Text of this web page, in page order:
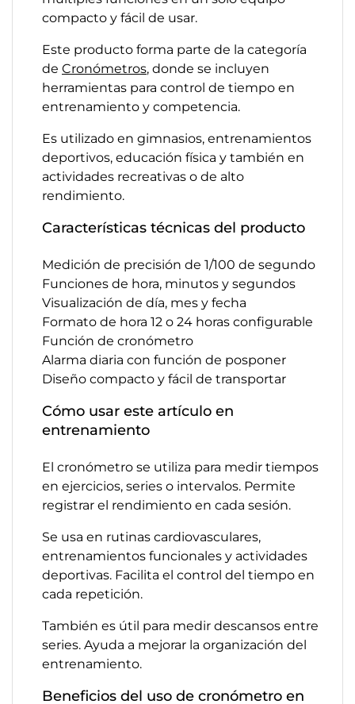
compacto y fácil de usar.
Este producto forma parte de la categoría
de Cronómetros, donde se incluyen
herramientas para control de tiempo en
entrenamiento y competencia.
Es utilizado en gimnasios, entrenamientos
deportivos, educación física y también en
actividades recreativas o de alto
rendimiento.
Características técnicas del producto
Medición de precisión de 1/100 de segundo
Funciones de hora, minutos y segundos
Visualización de día, mes y fecha
Formato de hora 12 o 24 horas configurable
Función de cronómetro
Alarma diaria con función de posponer
Diseño compacto y fácil de transportar
Cómo usar este artículo en
entrenamiento
El cronómetro se utiliza para medir tiempos
en ejercicios, series o intervalos. Permite
registrar el rendimiento en cada sesión.
Se usa en rutinas cardiovasculares,
entrenamientos funcionales y actividades
deportivas. Facilita el control del tiempo en
cada repetición.
También es útil para medir descansos entre
series. Ayuda a mejorar la organización del
entrenamiento.
Beneficios del uso de cronómetro en